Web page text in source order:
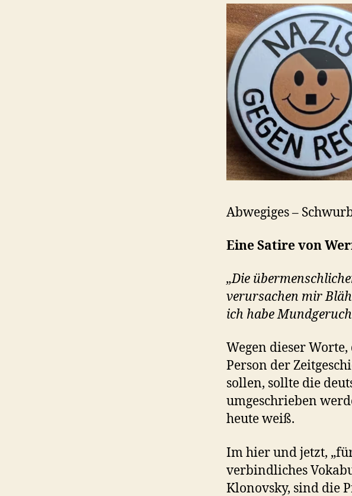
Abwegiges –
Eine Satire von
„Die
verursachen mir
ich habe
Wegen dieser
Person der
sollen, sollte die
umgeschrieben
heute weiß.
Im hier und jetzt,
verbindliches
Klonovsky, sind die